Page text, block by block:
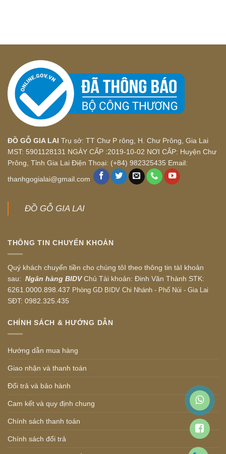
ĐỒ GỖ GIA LAI Trụ sở: TT Chư P rông, H. Chư Prông, Gia Lai
MST: 5901128131 NGÀY CẤP :2019-10-02 NƠI CẤP: Huyện Chư
Prông, Tỉnh Gia Lai Điện Thoại: (+84) 982325435 Email:
thanhgogialai@gmail.com
ĐỒ GỖ GIA LAI
THÔNG TIN CHUYỂN KHOẢN
Quý khách chuyển tiền cho chúng tôI theo thông tin tàI khoản
sau: Ngân hàng BIDVChủ Tài khoản: Đinh Văn Thành STK:
6261.0000.898.437 Phòng GD BIDV Chi Nhánh - Phố Núi - Gia Lai
SĐT: 0982.325.435
CHÍNH SÁCH & HƯỚNG DẪN
Hướng dẫn mua hàng
Giao nhận và thanh toán
Đổi trả và bảo hành
Cam kết và quy định chung
Chính sách thanh toán
Chính sách đổi trả